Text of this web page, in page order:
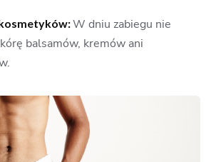
W dniu zabiegu nie
balsamów, kremów ani